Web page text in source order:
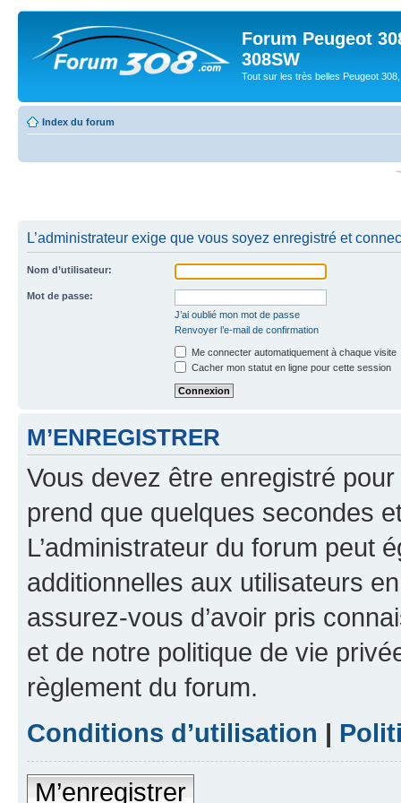
Forum Peugeot
308SW
Tout sur les très belles Peugeot
Index du forum
L’administrateur exige que vous soyez enregistré et
Nom d’utilisateur:
Mot de passe:
J’ai oublié mon mot de passe
Renvoyer l’e-mail de confirmation
Me connecter automatiquement à chaque visite
Cacher mon statut en ligne pour cette session
M’ENREGISTRER
Vous devez être enregistré
prend que quelques secondes
L’administrateur du forum peut
additionnelles aux utilisateurs
assurez-vous d’avoir pris
et de notre politique de vie
règlement du forum.
Conditions d’utilisation |
M’enregistrer